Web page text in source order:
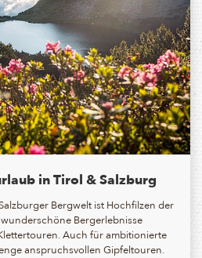
in Tirol & Salzburg
Bergwelt ist Hochfilzen der
Bergerlebnisse
Auch für ambitionierte
anspruchsvollen Gipfeltouren.